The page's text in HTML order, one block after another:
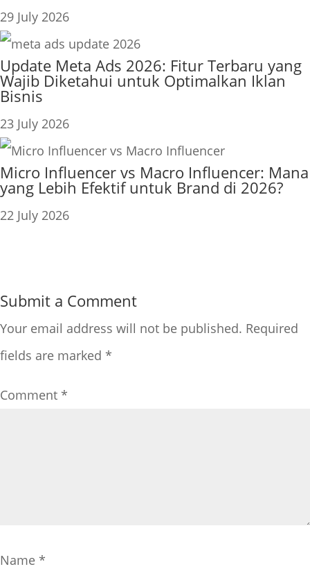
29 July 2026
Update Meta Ads 2026: Fitur Terbaru yang
Wajib Diketahui untuk Optimalkan Iklan
Bisnis
23 July 2026
Micro Influencer vs Macro Influencer: Mana
yang Lebih Efektif untuk Brand di 2026?
22 July 2026
Submit a Comment
Your email address will not be published. Required
fields are marked *
Comment *
Name *